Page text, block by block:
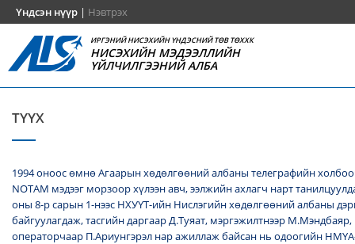
Үндсэн нүүр | Нэвтрэх
ИРГЭНИЙ НИСЭХИЙН ҮНДЭСНИЙ ТӨВ ТӨХХК
НИСЭХИЙН МЭДЭЭЛЛИЙН
ҮЙЛЧИЛГЭЭНИЙ АЛБА
ТҮҮХ
1994 оноос өмнө Агаарын хөдөлгөөний албаны телеграфийн
NОТАМ мэдээг морзоор хүлээн авч, ээлжийн ахлагч нарт
оны 8-р сарын 1-нээс НХУҮТ-ийн Нислэгийн хөдөлгөөний албаны
байгуулагдаж, тасгийн даргаар Д.Туяат, мэргэжилтнээр
операторчаар П.Ариунгэрэл нар ажиллаж байсан нь одоогийн